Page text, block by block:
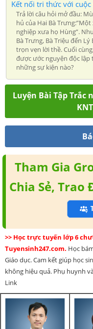
Kết nối tri thức với cuộc
Trả lời câu hỏi mở đầu:
hủ của Hai Bà
nghiệp xưa họ Hùng”.
Bà Trưng, Bà Triệu đến
trọn vẹn lời thề. Cuối
được ước nguyện độc lập
những sự kiện nào?
Luyện Bài Tập Trắc
Tham Gia
Chia Sẻ, Trao
>> Học trực tuyến lớp 6
Tuyensinh247.com. Học
Giáo dục. Cam kết giúp học
không hiệu quả. Phụ huynh
Link